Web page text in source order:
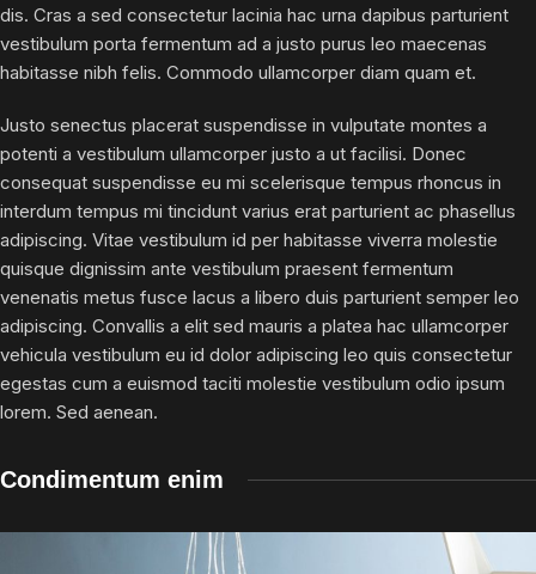
dis. Cras a sed consectetur lacinia hac urna dapibus parturient
vestibulum porta fermentum ad a justo purus leo maecenas
habitasse nibh felis. Commodo ullamcorper diam quam et.
Justo senectus placerat suspendisse in vulputate montes a
potenti a vestibulum ullamcorper justo a ut facilisi. Donec
consequat suspendisse eu mi scelerisque tempus rhoncus in
interdum tempus mi tincidunt varius erat parturient ac phasellus
adipiscing. Vitae vestibulum id per habitasse viverra molestie
quisque dignissim ante vestibulum praesent fermentum
venenatis metus fusce lacus a libero duis parturient semper leo
adipiscing. Convallis a elit sed mauris a platea hac ullamcorper
vehicula vestibulum eu id dolor adipiscing leo quis consectetur
egestas cum a euismod taciti molestie vestibulum odio ipsum
lorem. Sed aenean.
Condimentum enim